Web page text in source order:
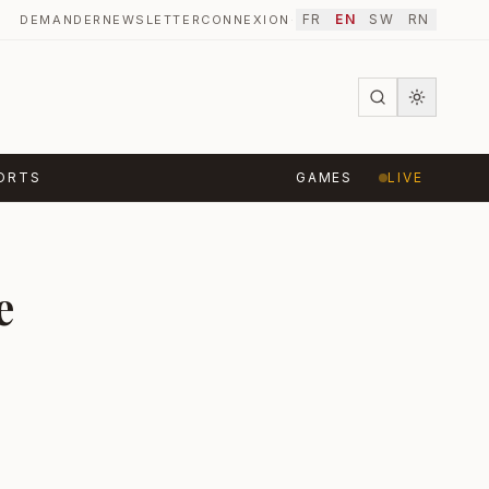
DEMANDER NEWSLETTER CONNEXION · FR EN SW RN
GAMES LIVE